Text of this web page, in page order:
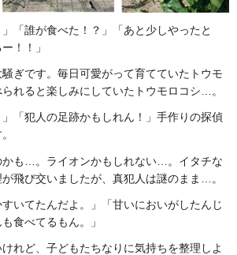
」「誰が食べた！？」「あと少しやったと
！！」
ぎです。毎日可愛がって育てていたトウモ
れると楽しみにしていたトウモロコシ…。
」「犯人の足跡かもしれん！」手作りの探偵
かも…。ライオンかもしれない…。イタチな
飛び交いましたが、真犯人は謎のまま…。
すいてたんだよ。」「甘いにおいがしたんじ
食べてるもん。」
れど、子どもたちなりに気持ちを整理しよ